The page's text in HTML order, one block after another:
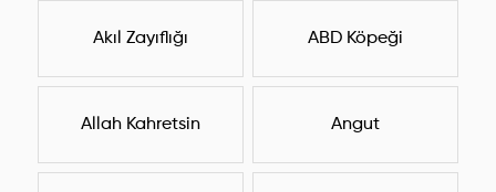
Akıl Zayıflığı ABD Köpeği
Allah Kahretsin Angut